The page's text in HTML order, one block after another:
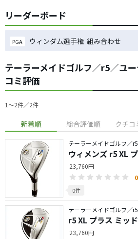
リーダーボード
PGA ウィンダム選手権 組み合わせ
テーラーメイドゴルフ／r5／ユ
コミ評価
1〜2件／2件
新着順 総合評価順 クチコ
テーラーメイドゴルフ／r5
ウィメンズ r5 XL
23,760円
0件
テーラーメイドゴルフ／r5
r5 XL プラス ミッド
23,760円